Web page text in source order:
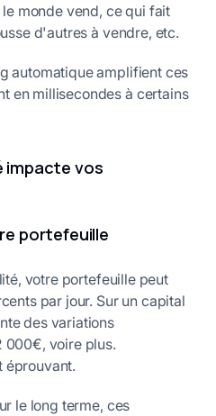
monde vend, ce qui fait
d'autres à vendre, etc.
automatique amplifient ces
en millisecondes à certains
impacte vos
portefeuille
votre portefeuille peut
par jour. Sur un capital
des variations
000€, voire plus.
éprouvant.
le long terme, ces